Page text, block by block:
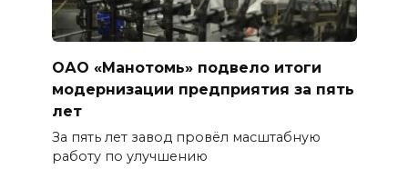
ОАО «Манотомь» подвело итоги
модернизации предприятия за пять
лет
За пять лет завод провёл масштабную
работу по улучшению